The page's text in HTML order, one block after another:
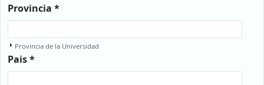
Provincia *
Provincia de la Universidad
Pais *